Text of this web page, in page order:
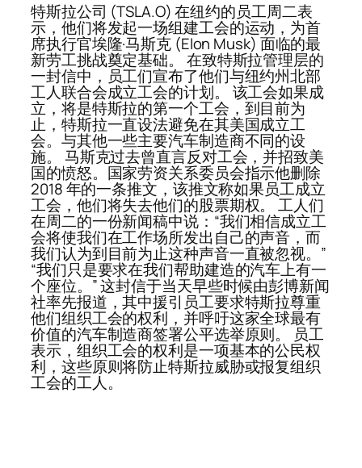
特斯拉公司 (TSLA.O) 在纽约的员工周二表
示，他们将发起一场组建工会的运动，为首
席执行官埃隆·马斯克 (Elon Musk) 面临的最
新劳工挑战奠定基础。 在致特斯拉管理层的
一封信中，员工们宣布了他们与纽约州北部
工人联合会成立工会的计划。 该工会如果成
立，将是特斯拉的第一个工会，到目前为
止，特斯拉一直设法避免在其美国成立工
会。与其他一些主要汽车制造商不同的设
施。 马斯克过去曾直言反对工会，并招致美
国的愤怒。国家劳资关系委员会指示他删除
2018 年的一条推文，该推文称如果员工成立
工会，他们将失去他们的股票期权。 工人们
在周二的一份新闻稿中说：“我们相信成立工
会将使我们在工作场所发出自己的声音，而
我们认为到目前为止这种声音一直被忽视。”
“我们只是要求在我们帮助建造的汽车上有一
个座位。” 这封信于当天早些时候由彭博新闻
社率先报道，其中援引员工要求特斯拉尊重
他们组织工会的权利，并呼吁这家全球最有
价值的汽车制造商签署公平选举原则。 员工
表示，组织工会的权利是一项基本的公民权
利，这些原则将防止特斯拉威胁或报复组织
工会的工人。